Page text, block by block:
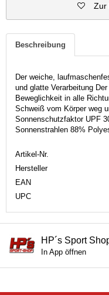
Zur
Beschreibung
Der weiche,
und glatte Verarbeitung
Beweglichkeit in alle
Schweiß vom Körper weg
Sonnenschutzfaktor UPF
Sonnenstrahlen 88%
Artikel-Nr.
Hersteller
EAN
UPC
HP´s Sport
In App öffnen